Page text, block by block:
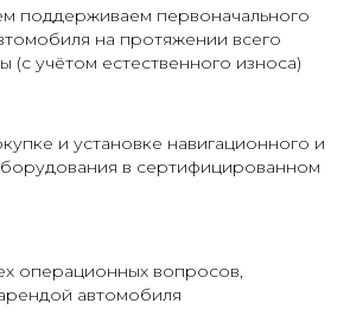
поддерживаем первоначального
на протяжении всего
(с учётом естественного износа)
и установке навигационного и
в сертифицированном
операционных вопросов,
автомобиля